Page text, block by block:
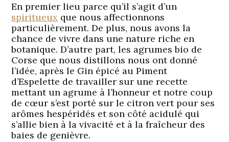
En premier lieu parce qu’il s’agit d’un
spiritueux que nous affectionnons
particulièrement. De plus, nous avons la
chance de vivre dans une nature riche en
botanique. D’autre part, les agrumes bio de
Corse que nous distillons nous ont donné
l’idée, après le Gin épicé au Piment
d’Espelette de travailler sur une recette
mettant un agrume à l’honneur et notre coup
de cœur s’est porté sur le citron vert pour ses
arômes hespéridés et son côté acidulé qui
s’allie bien à la vivacité et à la fraîcheur des
baies de genièvre.